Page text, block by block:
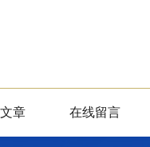
章 在线留言